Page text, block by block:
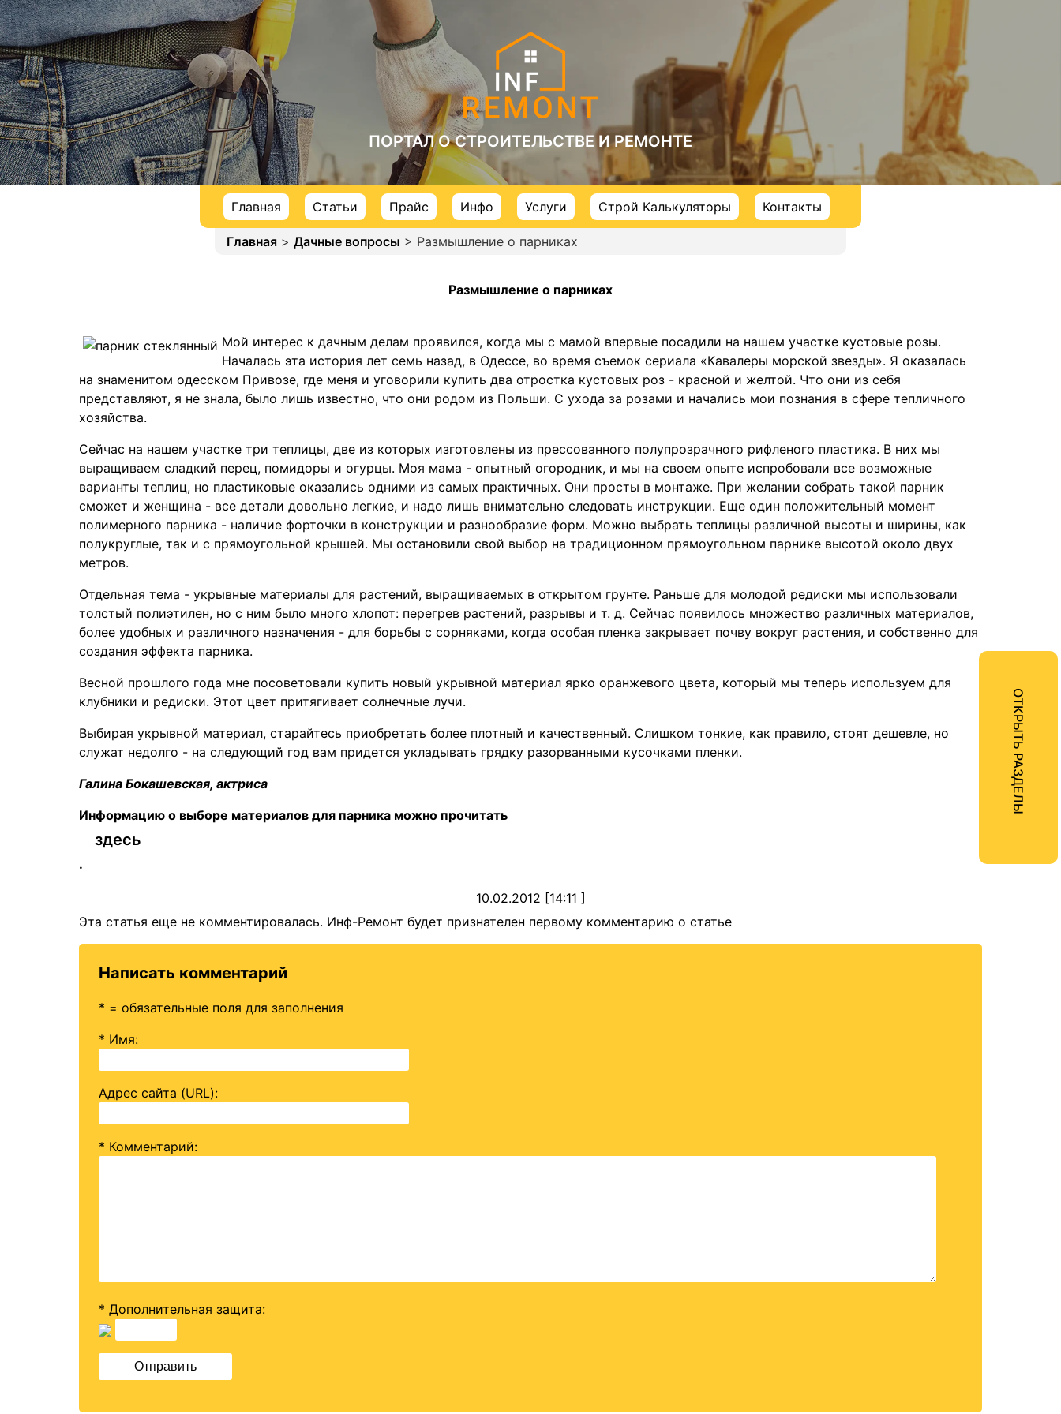
ПОРТАЛ О СТРОИТЕЛЬСТВЕ И РЕМОНТЕ
Главная Статьи Прайс Инфо Услуги Строй Калькуляторы Контакты
Главная > Дачные вопросы > Размышление о парниках
Размышление о парниках
Мой интерес к дачным делам проявился, когда мы с мамой впервые посадили на нашем участке кустовые розы.
Началась эта история лет семь назад, в Одессе, во время съемок сериала «Кавалеры морской звезды». Я оказалась
на знаменитом одесском Привозе, где меня и уговорили купить два отростка кустовых роз - красной и желтой. Что они из себя
представляют, я не знала, было лишь известно, что они родом из Польши. С ухода за розами и начались мои познания в сфере тепличного
хозяйства.
Сейчас на нашем участке три теплицы, две из которых изготовлены из прессованного полупрозрачного рифленого пластика. В них мы
выращиваем сладкий перец, помидоры и огурцы. Моя мама - опытный огородник, и мы на своем опыте испробовали все возможные
варианты теплиц, но пластиковые оказались одними из самых практичных. Они просты в монтаже. При желании собрать такой парник
сможет и женщина - все детали довольно легкие, и надо лишь внимательно следовать инструкции. Еще один положительный момент
полимерного парника - наличие форточки в конструкции и разнообразие форм. Можно выбрать теплицы различной высоты и ширины, как
полукруглые, так и с прямоугольной крышей. Мы остановили свой выбор на традиционном прямоугольном парнике высотой около двух
метров.
Отдельная тема - укрывные материалы для растений, выращиваемых в открытом грунте. Раньше для молодой редиски мы использовали
толстый полиэтилен, но с ним было много хлопот: перегрев растений, разрывы и т. д. Сейчас появилось множество различных материалов,
более удобных и различного назначения - для борьбы с сорняками, когда особая пленка закрывает почву вокруг растения, и собственно для
создания эффекта парника.
Весной прошлого года мне посоветовали купить новый укрывной материал ярко оранжевого цвета, который мы теперь используем для
клубники и редиски. Этот цвет притягивает солнечные лучи.
Выбирая укрывной материал, старайтесь приобретать более плотный и качественный. Слишком тонкие, как правило, стоят дешевле, но
служат недолго - на следующий год вам придется укладывать грядку разорванными кусочками пленки.
Галина Бокашевская, актриса
Информацию о выборе материалов для парника можно прочитать
здесь
.
10.02.2012 [14:11 ]
Эта статья еще не комментировалась. Инф-Ремонт будет признателен первому комментарию о статье
Написать комментарий
* = обязательные поля для заполнения
* Имя:
Адрес сайта (URL):
* Комментарий:
* Дополнительная защита:
ОТКРЫТЬ РАЗДЕЛЫ